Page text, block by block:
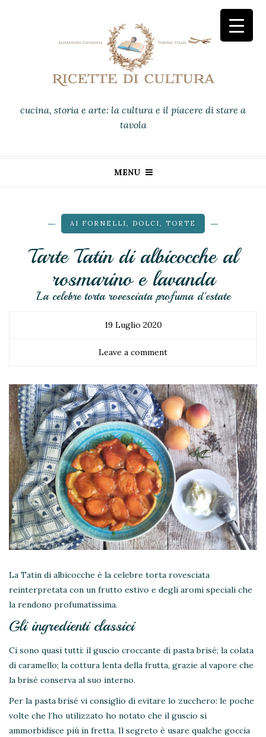
cucina, storia e arte: la cultura e il piacere di stare a
tavola
MENU
AI FORNELLI , DOLCI , TORTE
Tarte Tatin di albicocche al
rosmarino e lavanda
La celebre torta rovesciata profuma d'estate
19 Luglio 2020
Leave a comment
La Tatin di albicocche è la celebre torta rovesciata
reinterpretata con un frutto estivo e degli aromi speciali che
la rendono profumatissima.
Gli ingredienti classici
Ci sono quasi tutti: il guscio croccante di pasta brisé; la colata
di caramello; la cottura lenta della frutta, grazie al vapore che
la brisé conserva al suo interno.
Per la pasta brisé vi consiglio di evitare lo zucchero: le poche
volte che l’ho utilizzato ho notato che il guscio si
ammorbidisce più in fretta. Il segreto è usare qualche goccia